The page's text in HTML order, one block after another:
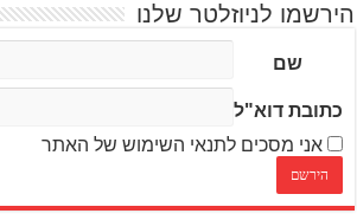
הירשמו לניוזלטר שלנו
שם
כתובת דוא"ל
אני מסכים לתנאי השימוש של האתר